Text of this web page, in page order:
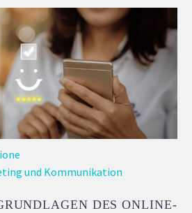
und Kommunikation
DES ONLINE-